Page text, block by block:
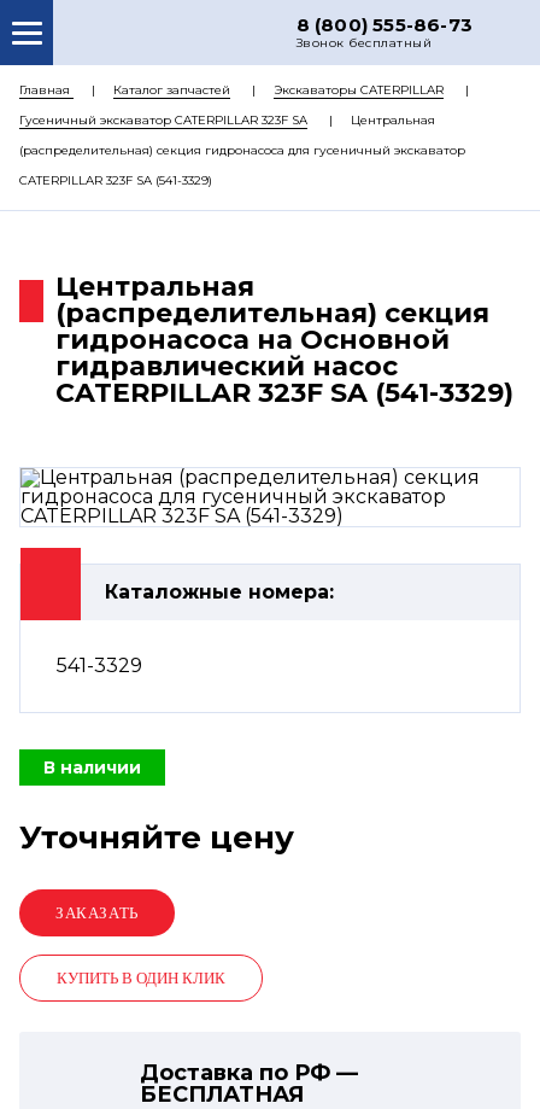
8 (800) 555-86-73
Звонок бесплатный
О НАС
КАТАЛОГ ЗАПЧАСТЕЙ
КОНТАКТЫ
Главная Каталог запчастей
Экскаваторы CATERPILLAR
Гусеничный экскаватор CATERPILLAR 323F SA
Центральная
(распределительная) секция гидронасоса для гусеничный экскаватор
CATERPILLAR 323F SA (541-3329)
Центральная
(распределительная) секция
гидронасоса на Основной
гидравлический насос
CATERPILLAR 323F SA (541-3329)
Каталожные номера:
541-3329
В наличии
Уточняйте цену
КУПИТЬ В ОДИН КЛИК
Доставка по РФ —
БЕСПЛАТНАЯ